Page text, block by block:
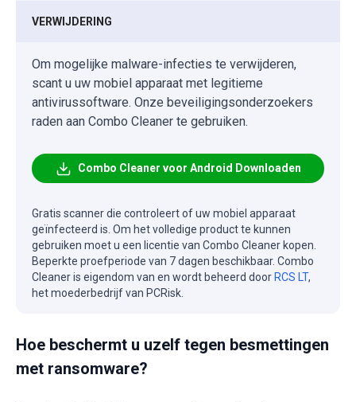
VERWIJDERING
Om mogelijke malware-infecties te verwijderen,
scant u uw mobiel apparaat met legitieme
antivirussoftware. Onze beveiligingsonderzoekers
raden aan Combo Cleaner te gebruiken.
Combo Cleaner voor Android Downloaden
Gratis scanner die controleert of uw mobiel apparaat
geïnfecteerd is. Om het volledige product te kunnen
gebruiken moet u een licentie van Combo Cleaner kopen.
Beperkte proefperiode van 7 dagen beschikbaar. Combo
Cleaner is eigendom van en wordt beheerd door RCS LT,
het moederbedrijf van PCRisk.
Hoe beschermt u uzelf tegen besmettingen
met ransomware?